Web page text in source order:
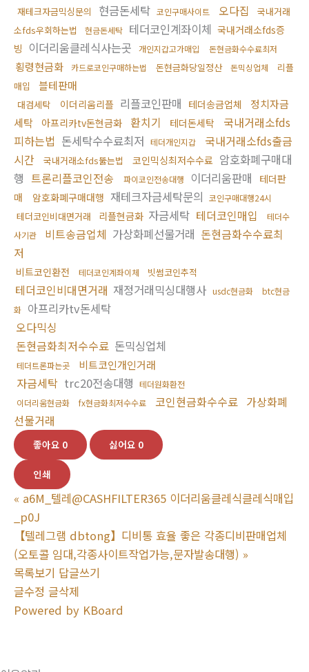
재테크자금믹싱문의 현금돈세탁 코인구매사이트 오다집
국내거래
소fds우회하는법
현금돈세탁 테더코인계좌이체 국내거래소fds증
빙 이더리움클레식사는곳 개인지갑고가매입 돈현금화수수료최저
횡령현금화 카드로코인구매하는법 돈현금화당일정산 돈믹싱업체
리플
매입
블테판매
대검세탁 이더리움리플 리플코인판매 테더송금업체
정치자금
세탁
아프리카tv돈현금화 환치기 테더돈세탁
국내거래소fds
피하는법 돈세탁수수료최저 테더개인지갑
국내거래소fds출금
시간
국내거래소fds뚫는법 코인믹싱최저수수료 암호화폐구매대
행 트론리플코인전송 파이코인전송대행 이더리움판매
테더판
매
암호화폐구매대행 재테크자금세탁문의 코인구매대행24시
테더코인비대면거래 리플현금화 자금세탁 테더코인매입
테더수
사기관
비트송금업체 가상화폐선물거래 돈현금화수수료최
저
비트코인환전 테더코인계좌이체 빗썸코인추적
테더코인비대면거래 재정거래믹싱대행사 usdc현금화
btc현금
화 아프리카tv돈세탁
오다믹싱
돈현금화최저수수료 돈믹싱업체
테더트론파는곳 비트코인개인거래
자금세탁 trc20전송대행 테더원화환전
이더리움현금화
fx현금화최저수수료 코인현금화수수료 가상화폐
선물거래
좋아요 0 싫어요 0
인쇄
« a6M_텔레@CASHFILTER365 이더리움클레식클레식매입
_p0J
【텔레그램 dbtong】디비통 효율 좋은 각종디비판매업체
(오토콜 임대,각종사이트작업가능,문자발송대행) »
목록보기 답글쓰기
글수정 글삭제
Powered by KBoard